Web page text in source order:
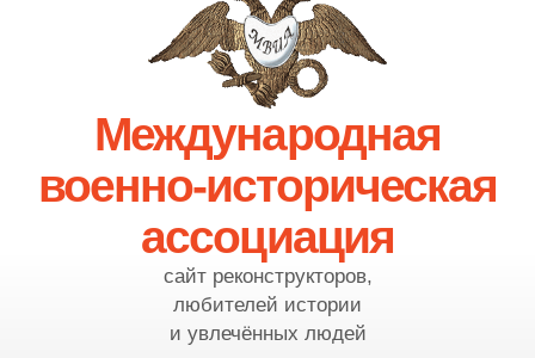
Международная
военно-историческая
ассоциация
сайт реконструкторов,
любителей истории
и увлечённых людей